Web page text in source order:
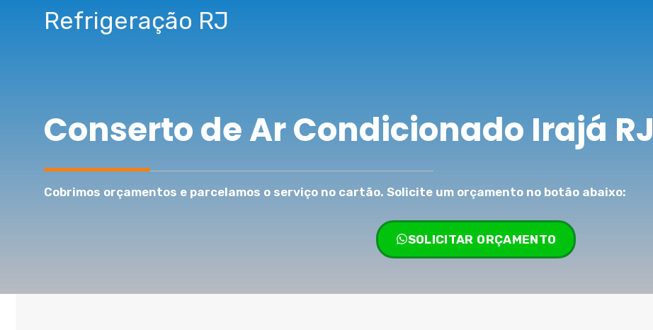
Refrigeração RJ
Conserto de Ar Condicionado Irajá RJ
Cobrimos orçamentos e parcelamos o serviço no cartão. Solicite um orçamento no botão abaixo:
SOLICITAR ORÇAMENTO